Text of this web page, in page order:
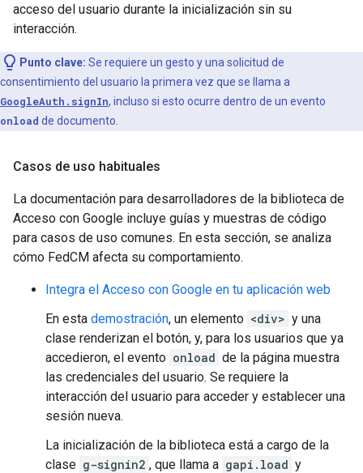
acceso del usuario durante la inicialización sin su
interacción.
Punto clave: Se requiere un gesto y una solicitud de
consentimiento del usuario la primera vez que se llama a
GoogleAuth.signIn, incluso si esto ocurre dentro de un evento
onload de documento.
Casos de uso habituales
La documentación para desarrolladores de la biblioteca de
Acceso con Google incluye guías y muestras de código
para casos de uso comunes. En esta sección, se analiza
cómo FedCM afecta su comportamiento.
Integra el Acceso con Google en tu aplicación web
En esta demostración, un elemento <div> y una
clase renderizan el botón, y, para los usuarios que ya
accedieron, el evento onload de la página muestra
las credenciales del usuario. Se requiere la
interacción del usuario para acceder y establecer una
sesión nueva.
La inicialización de la biblioteca está a cargo de la
clase g-signin2 , que llama a gapi.load y